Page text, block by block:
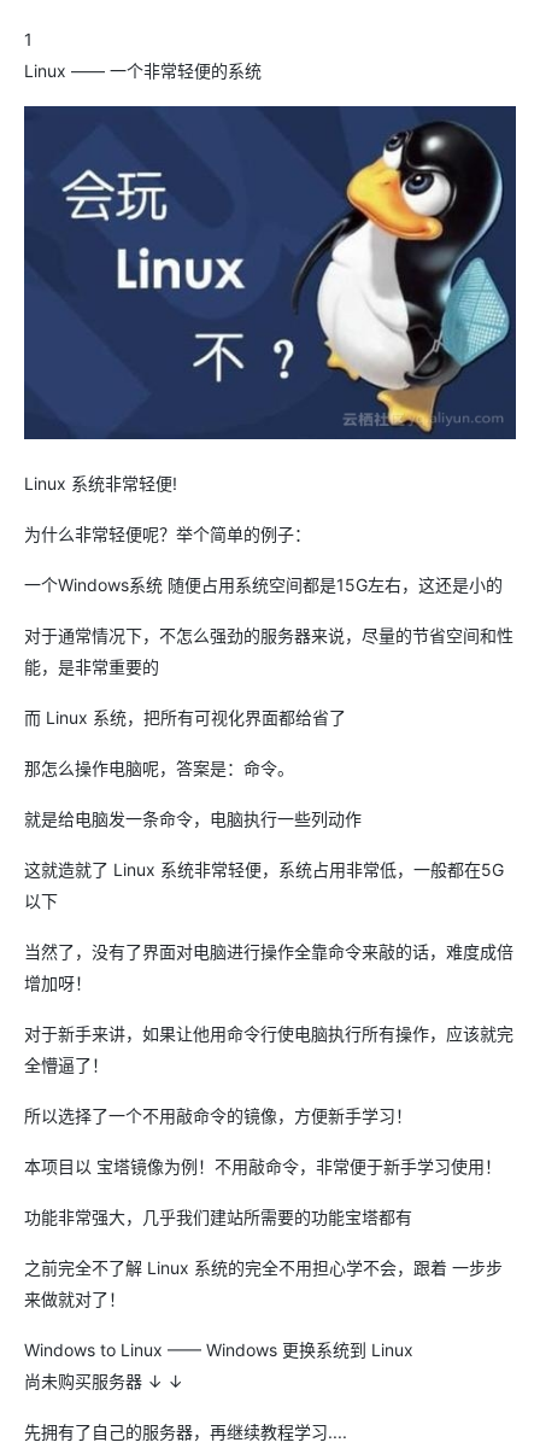
1
Linux —— 一个非常轻便的系统
Linux 系统非常轻便!
为什么非常轻便呢？举个简单的例子：
一个Windows系统 随便占用系统空间都是15G左右，这还是小的
对于通常情况下，不怎么强劲的服务器来说，尽量的节省空间和性
能，是非常重要的
而 Linux 系统，把所有可视化界面都给省了
那怎么操作电脑呢，答案是：命令。
就是给电脑发一条命令，电脑执行一些列动作
这就造就了 Linux 系统非常轻便，系统占用非常低，一般都在5G
以下
当然了，没有了界面对电脑进行操作全靠命令来敲的话，难度成倍
增加呀！
对于新手来讲，如果让他用命令行使电脑执行所有操作，应该就完
全懵逼了！
所以选择了一个不用敲命令的镜像，方便新手学习！
本项目以 宝塔镜像为例！不用敲命令，非常便于新手学习使用！
功能非常强大，几乎我们建站所需要的功能宝塔都有
之前完全不了解 Linux 系统的完全不用担心学不会，跟着 一步步
来做就对了！
Windows to Linux —— Windows 更换系统到 Linux
尚未购买服务器 ↓ ↓
先拥有了自己的服务器，再继续教程学习....